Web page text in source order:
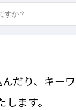
だり、キー
ます。